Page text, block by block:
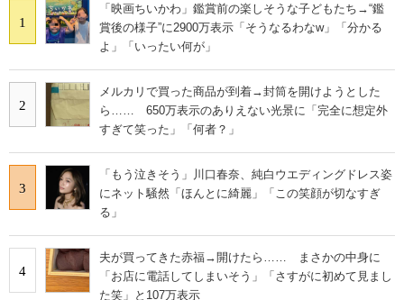
1
「映画ちいかわ」鑑賞前の楽しそうな子どもたち→“鑑
賞後の様子”に2900万表示「そうなるわなw」「分かる
よ」「いったい何が」
2
メルカリで買った商品が到着→封筒を開けようとした
ら…… 650万表示のありえない光景に「完全に想定外
すぎて笑った」「何者？」
3
「もう泣きそう」川口春奈、純白ウエディングドレス姿
にネット騒然「ほんとに綺麗」「この笑顔が切なすぎ
る」
4
夫が買ってきた赤福→開けたら…… まさかの中身に
「お店に電話してしまいそう」「さすがに初めて見まし
た笑」と107万表示